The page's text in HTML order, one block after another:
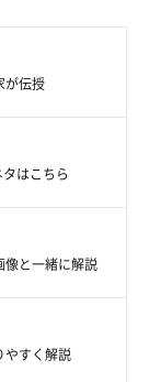
が伝授
はこちら
像と一緒に解説
やすく解説